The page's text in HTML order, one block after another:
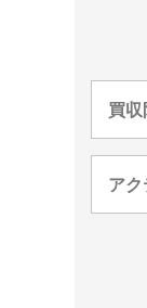
買
ア